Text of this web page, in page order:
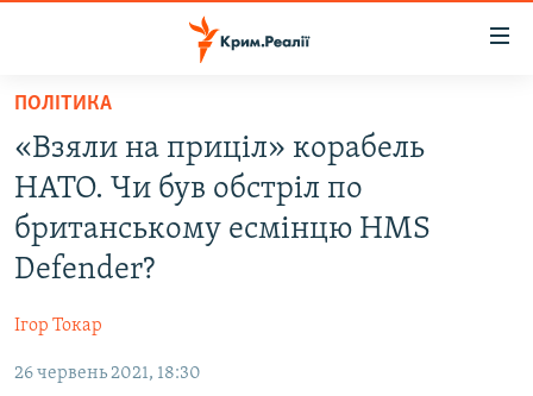
Перейти
основного
матеріалу
Перейти
до
основної
Перейти
до
ВІДЕО ТА ФОТО
ПОЛІТИКА
ПОГЛЯД
ІНТЕРВ'Ю
ПОЛІТИКА
«Взяли на приціл» корабель
НАТО. Чи був обстріл по
британському есмінцю HMS
Defender?
Ігор Токар
26 червень 2021, 18:30